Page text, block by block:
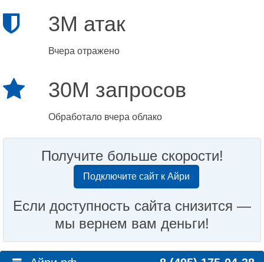
3M атак
Вчера отражено
30M запросов
Обработало вчера облако
Получите больше скорости!
Подключите сайт к Айри
Если доступность сайта снизится —
мы вернем вам деньги!